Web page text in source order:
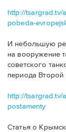
http://tsargrad.tv/
pobeda-
И небольшую
на вооружение
советского
периода
http://tsargrad.tv/
postamenty
Статья о